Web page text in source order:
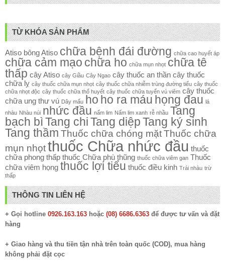
TỪ KHÓA SẢN PHẨM
Atiso bông Atiso chữa bệnh đái đường chữa cao huyết áp
chữa cảm mạo chữa ho chữa mụn nhọt chữa tê
thấp cây Atiso cây Giầu Cây Ngao cây thuốc an thần cây thuốc
chữa lỵ cây thuốc chữa mụn nhọt cây thuốc chữa nhiễm trùng đường tiểu cây thuốc
chữa nhọt độc cây thuốc chữa thổ huyết cây thuốc chữa tuyến vú viêm cây thuốc
chữa ung thư vú Dây mấu ho ho ra máu họng đau lá
nhàu Nhàu núi nhức đầu nấm lim Nấm lim xanh rễ nhầu Tang
bạch bì Tang chi Tang diệp Tang ký sinh
Tang thầm Thuốc chữa chóng mặtThuốc chữa
mụn nhọtthuốc Chữa nhức đầu thuốc
chữa phong thấp thuốc Chữa phù thũng thuốc chữa viêm gan Thuốc
chữa viêm họng thuốc lợi tiểu thuốc điều kinh Trái nhàu trừ
thấp
THÔNG TIN LIÊN HỆ
+ Gọi hotline 0926.163.163 hoặc (08) 6686.6363 để được tư vấn và đặt
hàng
+ Giao hàng và thu tiền tận nhà trên toàn quốc (COD), mua hàng
không phải đặt cọc